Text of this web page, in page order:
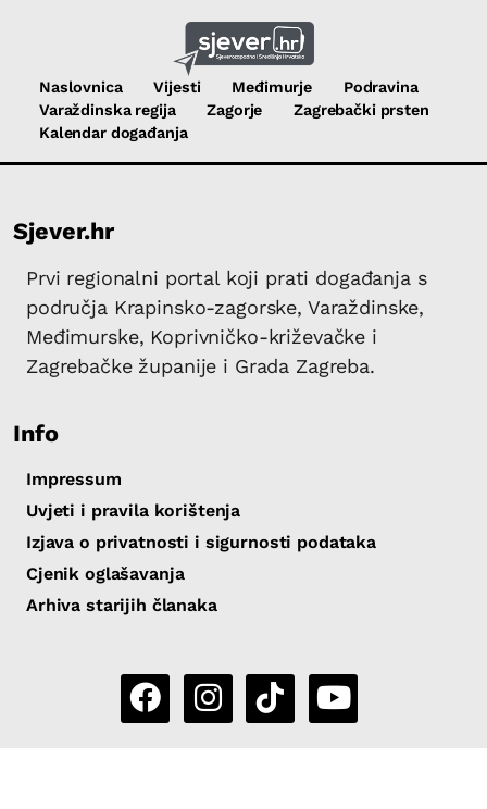
Naslovnica Vijesti Međimurje
Podravina
Varaždinska regija
Zagorje
Zagrebački prsten
Kalendar događanja
Sjever.hr
Prvi regionalni portal koji prati događanja s
područja Krapinsko-zagorske, Varaždinske,
Međimurske, Koprivničko-križevačke i
Zagrebačke županije i Grada Zagreba.
Info
Impressum
Uvjeti i pravila korištenja
Izjava o privatnosti i sigurnosti podataka
Cjenik oglašavanja
Arhiva starijih članaka